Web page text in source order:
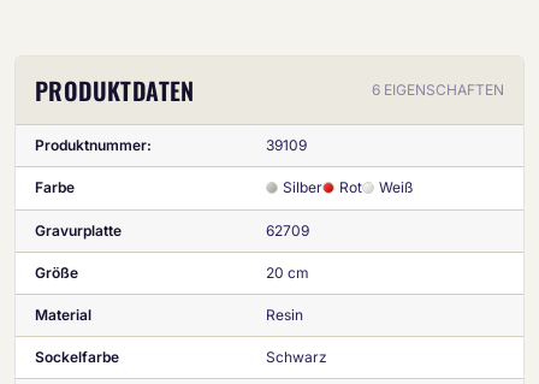
PRODUKTDATEN 6 EIGENSCHAFTEN
Produktnummer: 39109
Farbe Silber Rot Weiß
Gravurplatte 62709
Größe 20 cm
Material Resin
Sockelfarbe Schwarz